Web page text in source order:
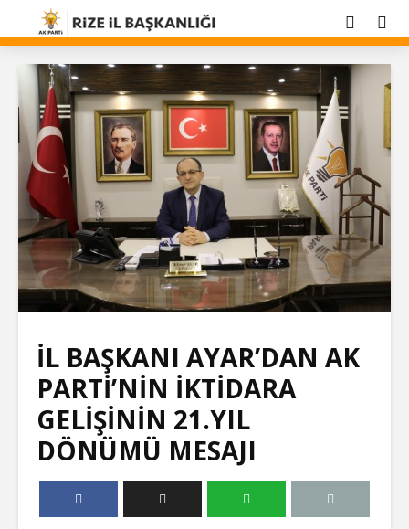
İL BAŞKANI AYAR’DAN AK
PARTİ’NİN İKTİDARA
GELİŞİNİN 21.YIL
DÖNÜMÜ MESAJI